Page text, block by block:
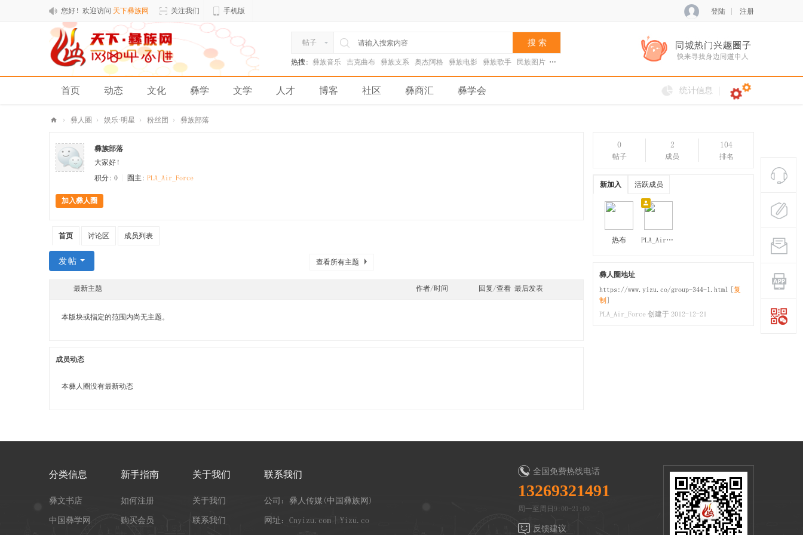
您好！欢迎访问 天下彝族网 关注我们 手机版 登陆 注册
帖子 搜 索
热搜: 彝族音乐 吉克曲布 彝族支系 奥杰阿格 彝族电影 彝族歌手 民族图片 张菊兰
首页 动态 文化 彝学 文学 人才 博客 社区 彝商汇 彝学会
排行榜
统计信息
下
彝
网
› 彝人圈 › 娱乐·明星 › 粉丝团 › 彝族部落
彝族部落
大家好！
积分: 0 圈主: PLA_Air_Force
加入彝人圈
首页 讨论区 成员列表
查看所有主题
发帖
最新主题 作者/时间 回复/查看 最后发表
本版块或指定的范围内尚无主题。
成员动态
本彝人圈没有最新动态
0
帖子
2
成员
104
排名
新加入 活跃成员
热布 PLA_Air_Force
彝人圈地址
https://www.yizu.co/group-344-1.html
复
制
PLA_Air_Force 创建于 2012-12-21
分类信息
彝文书店
中国彝学网
新手指南
如何注册
购买会员
关于我们
关于我们
联系我们
联系我们
公司：彝人传媒(中国彝族网)
网址：Cnyizu.com | Yizu.co
全国免费热线电话
13269321491
周一至周日9:00-21:00
反馈建议